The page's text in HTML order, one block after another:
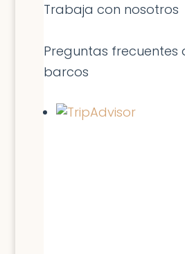
Trabaja con nosotros
Preguntas frecuentes
barcos